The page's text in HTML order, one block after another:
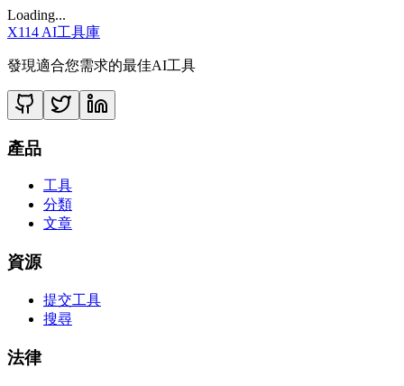
Loading...
X114 AI工具庫
發現適合您需求的最佳AI工具
產品
工具
分類
文章
資源
提交工具
搜尋
法律